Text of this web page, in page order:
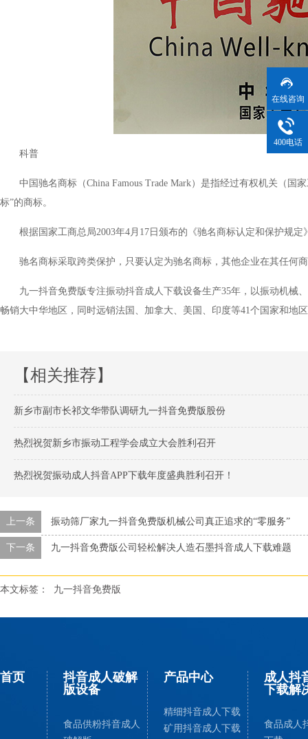
科普
中国驰名商标（China Famous Trade Mark）是指经过有权机关（国
标”的商标。
根据国家工商总局2003年4月17日颁布的《驰名商标认定和保护规定》
驰名商标采取跨类保护，只要认定为驰名商标，其他企业在其任何
九一抖音免费版专注振动抖音成人下载设备生产35年，以振动机械
畅销大中华地区，同时远销法国、加拿大、美国、印度等41个国家和地区
【相关推荐】
新乡市副市长祁文华带队调研九一抖音免费版股份
热烈祝贺新乡市振动工程学会成立大会胜利召开
热烈祝贺振动成人抖音APP下载年度盛典胜利召开！
上一条 振动筛厂家九一抖音免费版机械公司真正追求的“零服务”
下一条 九一抖音免费版公司轻松解决人造石墨抖音成人下载难题
本文标签： 九一抖音免费版
首页
抖音成人破解
版设备
食品供粉抖音成人
产品中心
精细抖音成人下载
矿用抖音成人下载
成人抖
下载解
食品成人
在线咨询
400电话